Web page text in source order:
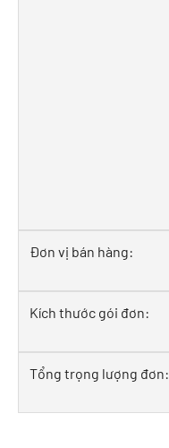
Đơn vị bán hàng:
Kích thước gói đơn:
Tổng trọng lượng đơn: